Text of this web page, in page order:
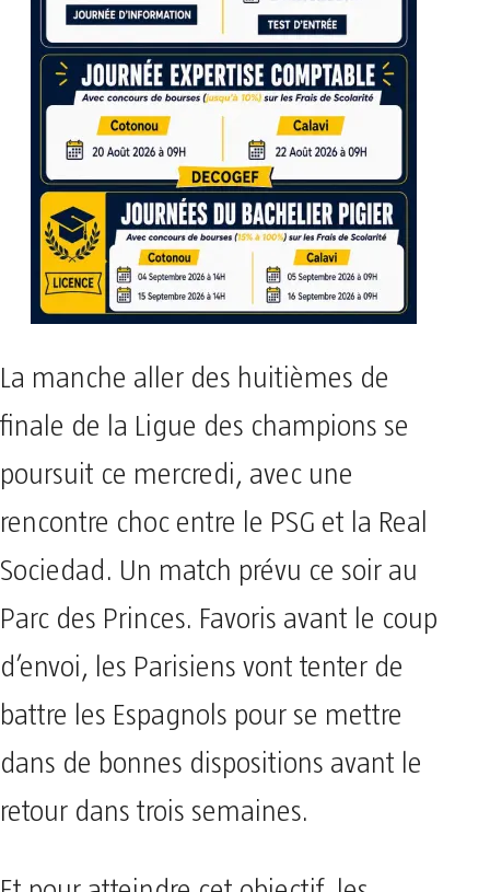
La manche aller des huitièmes de
finale de la Ligue des champions se
poursuit ce mercredi, avec une
rencontre choc entre le PSG et la Real
Sociedad. Un match prévu ce soir au
Parc des Princes. Favoris avant le coup
d’envoi, les Parisiens vont tenter de
battre les Espagnols pour se mettre
dans de bonnes dispositions avant le
retour dans trois semaines.